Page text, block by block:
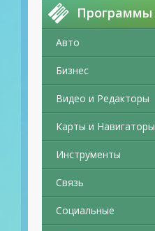
Программы
Авто
Бизнес
Видео и Редакторы
Карты и Навигаторы
Инструменты
Связь
Социальные